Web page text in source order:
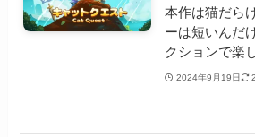
本作は猫だら
ーは短いんだ
クションで楽
2024年9月19日